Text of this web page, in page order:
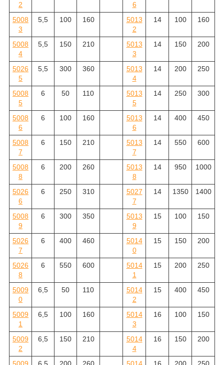
2
6
5008
3
5,5 100 160
5013
2
14 100 160
5008
4
5,5 150 210
5013
3
14 150 200
5026
5
5,5 300 360
5013
4
14 200 250
5008
5
6 50 110
5013
5
14 250 300
5008
6
6 100 160
5013
6
14 400 450
5008
7
6 150 210
5013
7
14 550 600
5008
8
6 200 260
5013
8
14 950 1000
5026
6
6 250 310
5027
7
14 1350 1400
5008
9
6 300 350
5013
9
15 100 150
5026
7
6 400 460
5014
0
15 150 200
5026
8
6 550 600
5014
1
15 200 250
5009
0
6,5 50 110
5014
2
15 400 450
5009
1
6,5 100 160
5014
3
16 100 150
5009
2
6,5 150 210
5014
4
16 150 200